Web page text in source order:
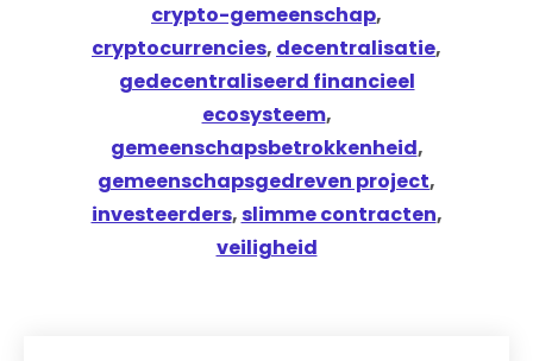
crypto-gemeenschap,
cryptocurrencies, decentralisatie,
gedecentraliseerd financieel
ecosysteem,
gemeenschapsbetrokkenheid,
gemeenschapsgedreven project,
investeerders,slimme contracten,
veiligheid